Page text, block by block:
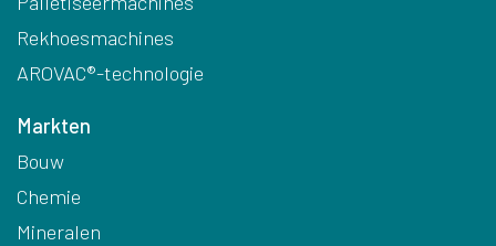
Rekhoesmachines
AROVAC®-technologie
Markten
Bouw
Chemie
Mineralen